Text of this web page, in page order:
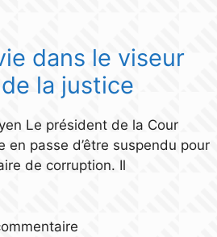
dans le viseur
la justice
Le président de la Cour
en passe d’être suspendu pour
de corruption. Il